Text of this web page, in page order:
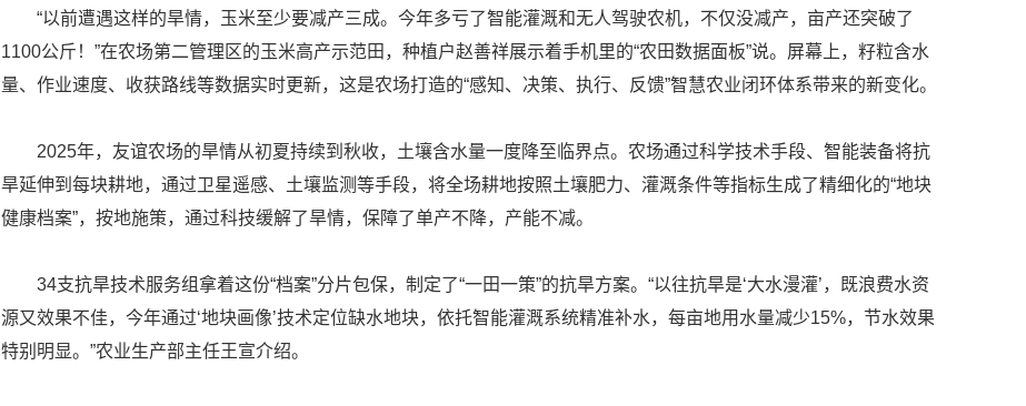
“以前遭遇这样的旱情，玉米至少要减产三成。今年多亏了智能灌溉和无人驾驶农机，不仅没减产，亩产还突破了
1100公斤！”在农场第二管理区的玉米高产示范田，种植户赵善祥展示着手机里的“农田数据面板”说。屏幕上，籽粒含水
量、作业速度、收获路线等数据实时更新，这是农场打造的“感知、决策、执行、反馈”智慧农业闭环体系带来的新变化。
2025年，友谊农场的旱情从初夏持续到秋收，土壤含水量一度降至临界点。农场通过科学技术手段、智能装备将抗
旱延伸到每块耕地，通过卫星遥感、土壤监测等手段，将全场耕地按照土壤肥力、灌溉条件等指标生成了精细化的“地块
健康档案”，按地施策，通过科技缓解了旱情，保障了单产不降，产能不减。
34支抗旱技术服务组拿着这份“档案”分片包保，制定了“一田一策”的抗旱方案。“以往抗旱是‘大水漫灌’，既浪费水资
源又效果不佳，今年通过‘地块画像’技术定位缺水地块，依托智能灌溉系统精准补水，每亩地用水量减少15%，节水效果
特别明显。”农业生产部主任王宣介绍。